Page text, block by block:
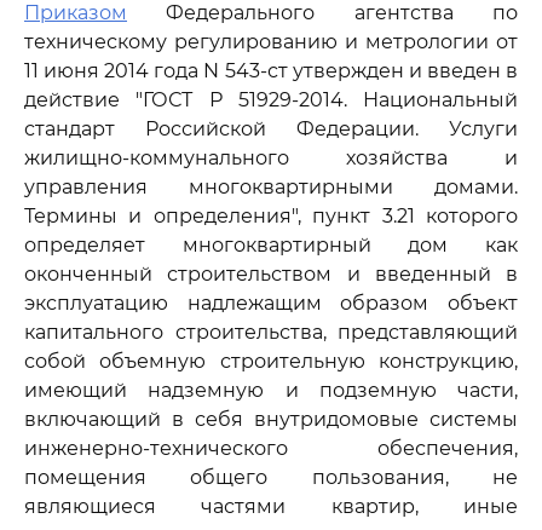
Приказом
Федерального агентства по
техническому регулированию и метрологии от
11 июня 2014 года N 543-ст утвержден и введен в
действие "ГОСТ Р 51929-2014. Национальный
стандарт Российской Федерации. Услуги
жилищно-коммунального хозяйства и
управления многоквартирными домами.
Термины и определения", пункт 3.21 которого
определяет многоквартирный дом как
оконченный строительством и введенный в
эксплуатацию надлежащим образом объект
капитального строительства, представляющий
собой объемную строительную конструкцию,
имеющий надземную и подземную части,
включающий в себя внутридомовые системы
инженерно-технического обеспечения,
помещения общего пользования, не
являющиеся частями квартир, иные